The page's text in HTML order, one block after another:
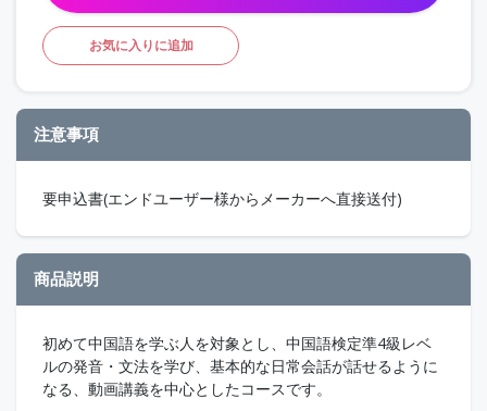
お気に入りに追加
注意事項
要申込書(エンドユーザー様からメーカーへ直接送付)
商品説明
初めて中国語を学ぶ人を対象とし、中国語検定準4級レベ
ルの発音・文法を学び、基本的な日常会話が話せるように
なる、動画講義を中心としたコースです。